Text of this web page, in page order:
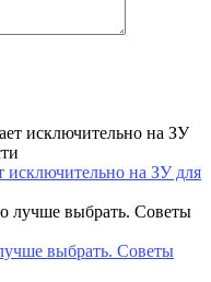
исключительно на ЗУ для
выбрать. Советы